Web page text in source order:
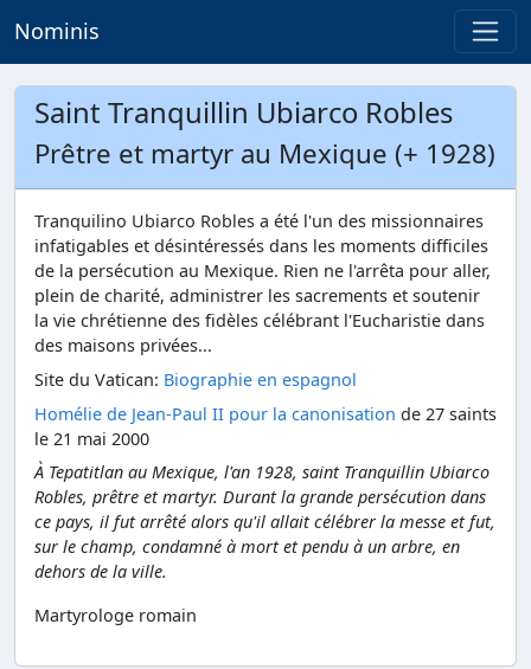
Nominis
Saint Tranquillin Ubiarco Robles
Prêtre et martyr au Mexique (+ 1928)
Tranquilino Ubiarco Robles a été l'un des missionnaires
infatigables et désintéressés dans les moments difficiles
de la persécution au Mexique. Rien ne l'arrêta pour aller,
plein de charité, administrer les sacrements et soutenir
la vie chrétienne des fidèles célébrant l'Eucharistie dans
des maisons privées...
Site du Vatican: Biographie en espagnol
Homélie de Jean-Paul II pour la canonisation de 27 saints
le 21 mai 2000
À Tepatitlan au Mexique, l'an 1928, saint Tranquillin Ubiarco
Robles, prêtre et martyr. Durant la grande persécution dans
ce pays, il fut arrêté alors qu'il allait célébrer la messe et fut,
sur le champ, condamné à mort et pendu à un arbre, en
dehors de la ville.
Martyrologe romain